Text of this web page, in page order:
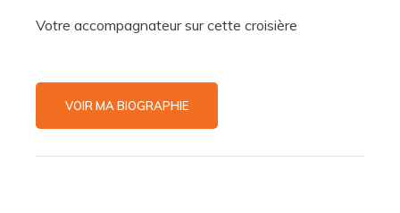
Votre accompagnateur sur cette croisière
VOIR MA BIOGRAPHIE